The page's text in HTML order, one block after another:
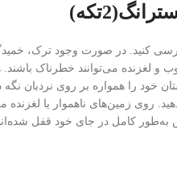
کنید. در صورت وجود ترک،
لغزنده می‌توانند خطرناک
خود را همواره بر روی نردبان نگه
زمین‌های ناهموار یا لغزنده
کامل در جای خود قفل